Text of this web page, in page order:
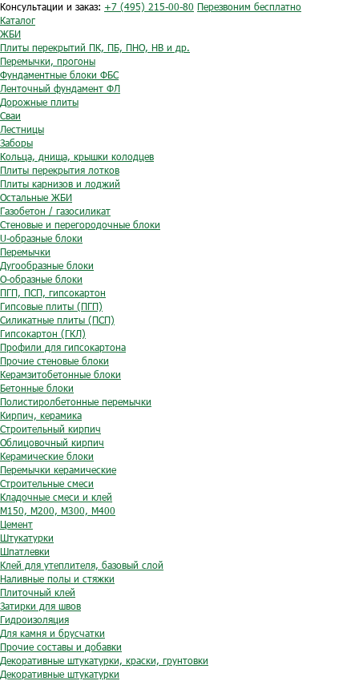
Консультации и заказ: +7 (495) 215-00-80 Перезвоним бесплатно
Каталог
ЖБИ
Плиты перекрытий ПК, ПБ, ПНО, НВ и др.
Перемычки, прогоны
Фундаментные блоки ФБС
Ленточный фундамент ФЛ
Дорожные плиты
Сваи
Лестницы
Заборы
Кольца, днища, крышки колодцев
Плиты перекрытия лотков
Плиты карнизов и лоджий
Остальные ЖБИ
Газобетон / газосиликат
Стеновые и перегородочные блоки
U-образные блоки
Перемычки
Дугообразные блоки
O-образные блоки
ПГП, ПСП, гипсокартон
Гипсовые плиты (ПГП)
Силикатные плиты (ПСП)
Гипсокартон (ГКЛ)
Профили для гипсокартона
Прочие стеновые блоки
Керамзитобетонные блоки
Бетонные блоки
Полистиролбетонные перемычки
Кирпич, керамика
Строительный кирпич
Облицовочный кирпич
Керамические блоки
Перемычки керамические
Строительные смеси
Кладочные смеси и клей
М150, М200, М300, М400
Цемент
Штукатурки
Шпатлевки
Клей для утеплителя, базовый слой
Наливные полы и стяжки
Плиточный клей
Затирки для швов
Гидроизоляция
Для камня и брусчатки
Прочие составы и добавки
Декоративные штукатурки, краски, грунтовки
Декоративные штукатурки